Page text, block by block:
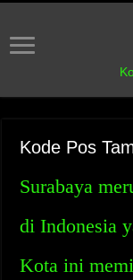
Kode Pos
Surabaya
di Indonesia
Kota ini